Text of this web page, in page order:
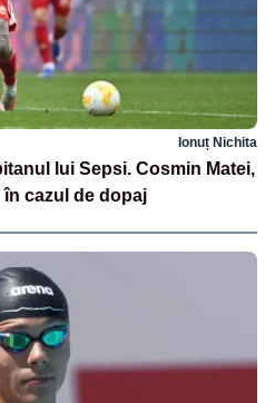
Ionuț Nichita
lui Sepsi. Cosmin Matei,
cazul de dopaj